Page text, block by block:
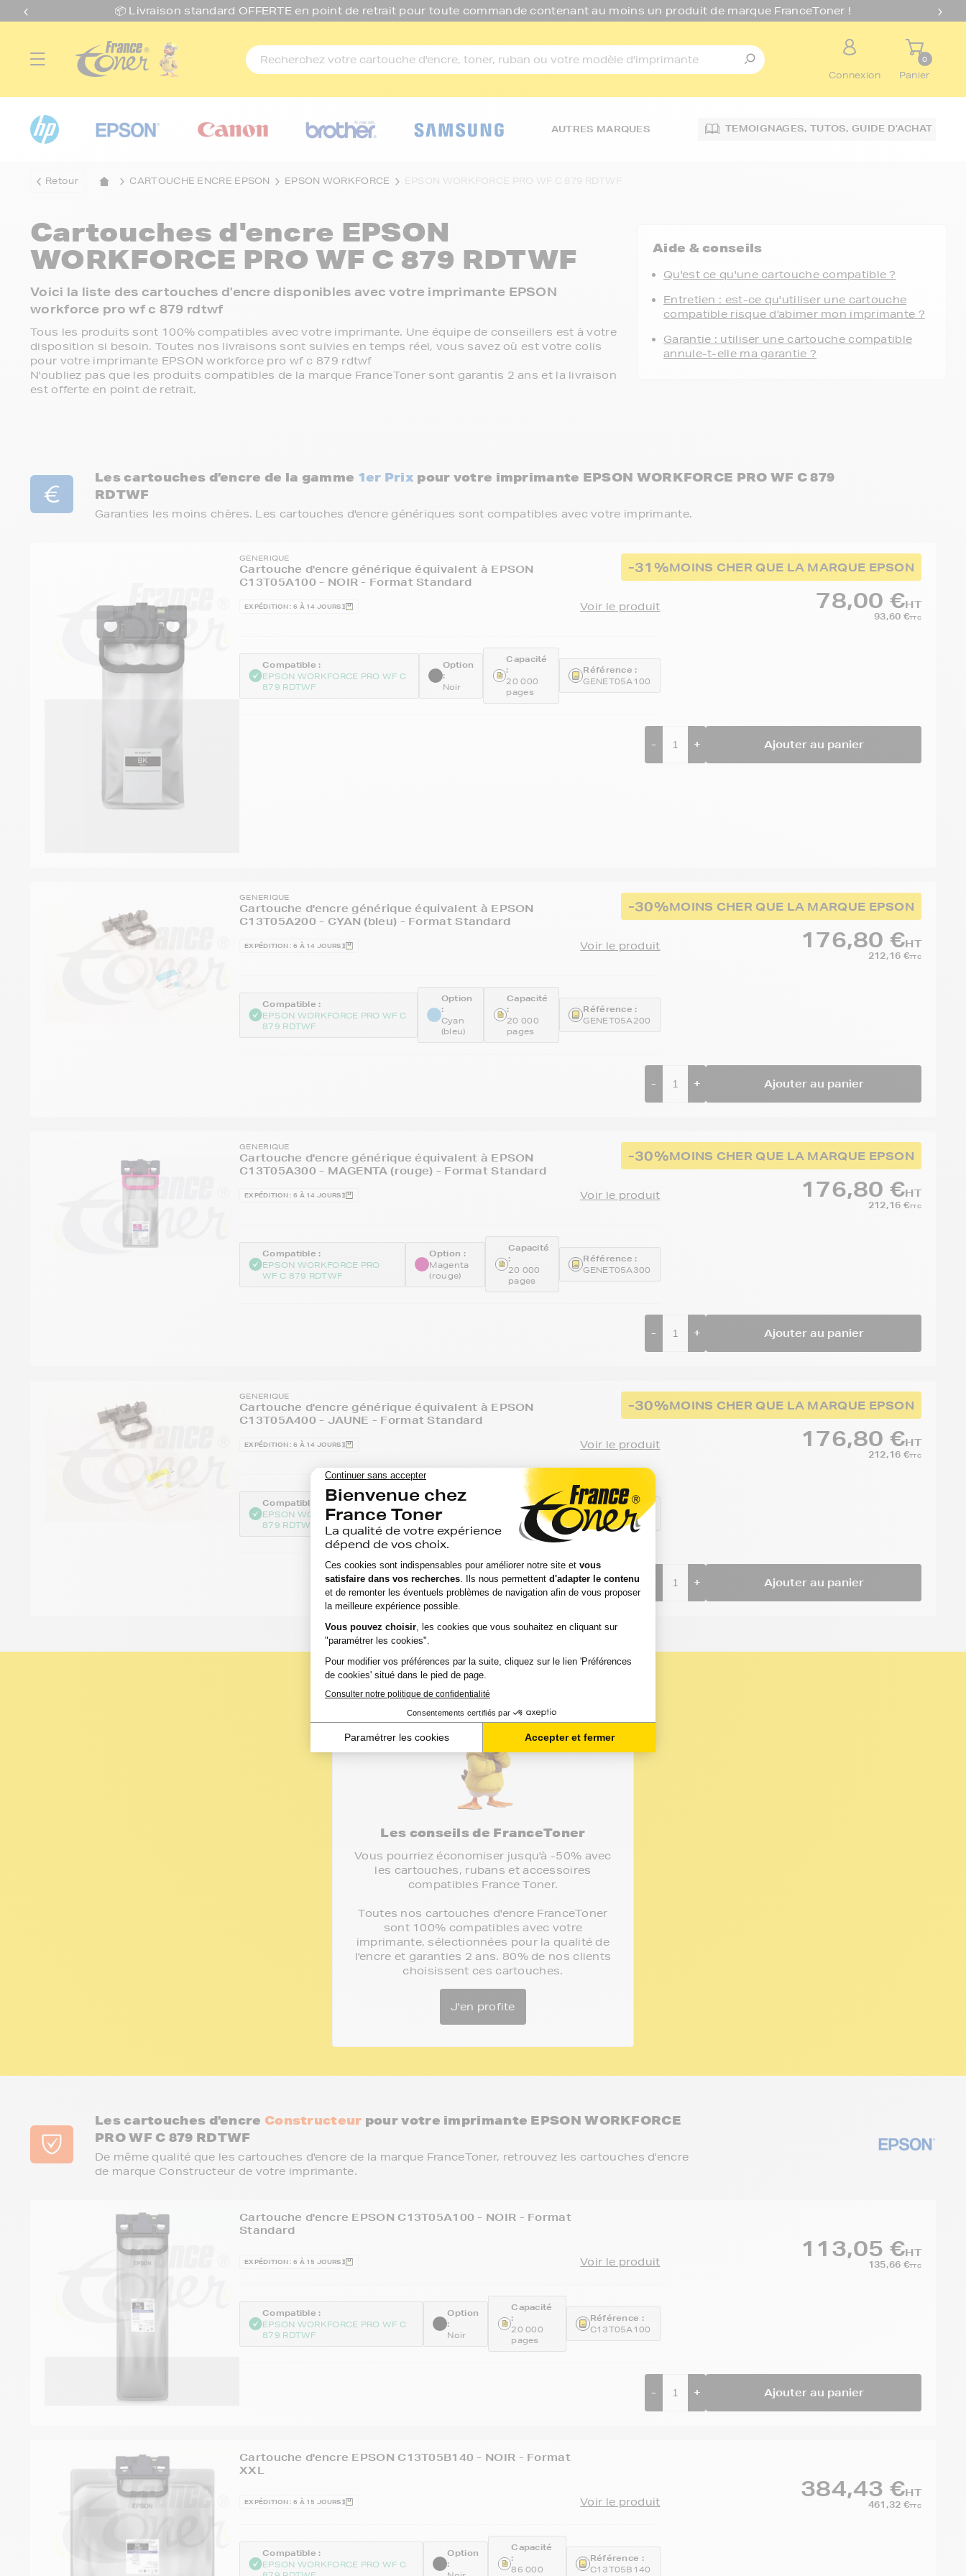
📦 Livraison standard OFFERTE en point de retrait pour toute commande contenant au moins un produit de marque FranceToner !
Connexion
0
Panier
AUTRES MARQUES TEMOIGNAGES, TUTOS,GUIDE D'ACHAT
Retour CARTOUCHE ENCRE EPSON EPSON WORKFORCE EPSON WORKFORCE PRO WF C 879 RDTWF
Cartouches d'encre EPSON
WORKFORCE PRO WF C 879 RDTWF
Voici la liste des cartouches d'encre disponibles avec votre imprimante EPSON
workforce pro wf c 879 rdtwf
Tous les produits sont 100% compatibles avec votre imprimante. Une équipe de conseillers est à votre
disposition si besoin. Toutes nos livraisons sont suivies en temps réel, vous savez où est votre colis
pour votre imprimante EPSON workforce pro wf c 879 rdtwf
N'oubliez pas que les produits compatibles de la marque FranceToner sont garantis 2 ans et la livraison
est offerte en point de retrait.
Aide & conseils
Qu'est ce qu'une cartouche compatible ?
Entretien : est-ce qu'utiliser une cartouche
compatible risque d'abimer mon imprimante ?
Garantie : utiliser une cartouche compatible
annule-t-elle ma garantie ?
Les cartouches d'encre de la gamme 1er Prix pour votre imprimante EPSON WORKFORCE PRO WF C 879
RDTWF
Garanties les moins chères. Les cartouches d'encre génériques sont compatibles avec votre imprimante.
-31%MOINS CHER QUE LA MARQUE EPSON
GENERIQUE
Cartouche d'encre générique équivalent à EPSON
C13T05A100 - NOIR - Format Standard
EXPÉDITION : 6 À 14 JOURS Voir le produit
Compatible :
EPSON WORKFORCE PRO WF C
879 RDTWF
Option
:
Noir
Capacité
:
20 000
pages
Référence :
GENET05A100
78,00 €HT
93,60 €TTC
- + Ajouter au panier
-30%MOINS CHER QUE LA MARQUE EPSON
GENERIQUE
Cartouche d'encre générique équivalent à EPSON
C13T05A200 - CYAN (bleu) - Format Standard
EXPÉDITION : 6 À 14 JOURS Voir le produit
Compatible :
EPSON WORKFORCE PRO WF C
879 RDTWF
Option
:
Cyan
(bleu)
Capacité
:
20 000
pages
Référence :
GENET05A200
176,80 €HT
212,16 €TTC
- + Ajouter au panier
-30%MOINS CHER QUE LA MARQUE EPSON
GENERIQUE
Cartouche d'encre générique équivalent à EPSON
C13T05A300 - MAGENTA (rouge) - Format Standard
EXPÉDITION : 6 À 14 JOURS Voir le produit
Compatible :
EPSON WORKFORCE PRO
WF C 879 RDTWF
Option :
Magenta
(rouge)
Capacité
:
20 000
pages
Référence :
GENET05A300
176,80 €HT
212,16 €TTC
- + Ajouter au panier
-30%MOINS CHER QUE LA MARQUE EPSON
GENERIQUE
Cartouche d'encre générique équivalent à EPSON
C13T05A400 - JAUNE - Format Standard
EXPÉDITION : 6 À 14 JOURS Voir le produit
Compatible :
EPSON WORKFORCE PRO WF C
879 RDTWF
Option
:
Jaune
Capacité
20 000
pages
Référence :
GENET05A400
176,80 €HT
212,16 €TTC
+ Ajouter au panier
Les conseils de FranceToner
Vous pourriez économiser jusqu'à -50% avec
les cartouches, rubans et accessoires
compatibles France Toner.
Toutes nos cartouches d'encre FranceToner
sont 100% compatibles avec votre
imprimante, sélectionnées pour la qualité de
l'encre et garanties 2 ans. 80% de nos clients
choisissent ces cartouches.
J'en profite
Les cartouches d'encre Constructeur pour votre imprimante EPSON WORKFORCE
PRO WF C 879 RDTWF
De même qualité que les cartouches d'encre de la marque FranceToner, retrouvez les cartouches d'encre
de marque Constructeur de votre imprimante.
Cartouche d'encre EPSON C13T05A100 - NOIR - Format
Standard
EXPÉDITION : 6 À 15 JOURS Voir le produit
Compatible :
EPSON WORKFORCE PRO WF C
879 RDTWF
Option
:
Noir
Capacité
:
20 000
pages
Référence :
C13T05A100
113,05 €HT
135,66 €TTC
- + Ajouter au panier
Cartouche d'encre EPSON C13T05B140 - NOIR - Format
XXL
EXPÉDITION : 6 À 15 JOURS Voir le produit
Compatible :
EPSON WORKFORCE PRO WF C
Option
:
Capacité
:
86 000
Référence :
C13T05B140
384,43 €HT
461,32 €TTC